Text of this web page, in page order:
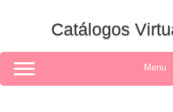
Catálogos
Menu